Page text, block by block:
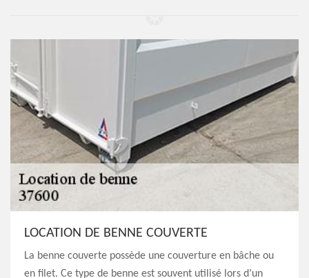
LOCATION DE BENNE COUVERTE
La benne couverte possède une couverture en bâche ou
en filet. Ce type de benne est souvent utilisé lors d’un